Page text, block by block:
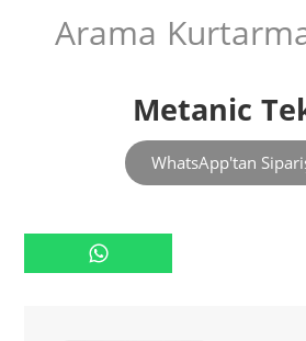
Arama
Metanic
WhatsApp'tan